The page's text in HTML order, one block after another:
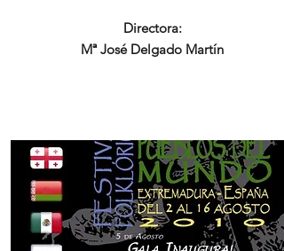
Directora:
Mª José Delgado Martín